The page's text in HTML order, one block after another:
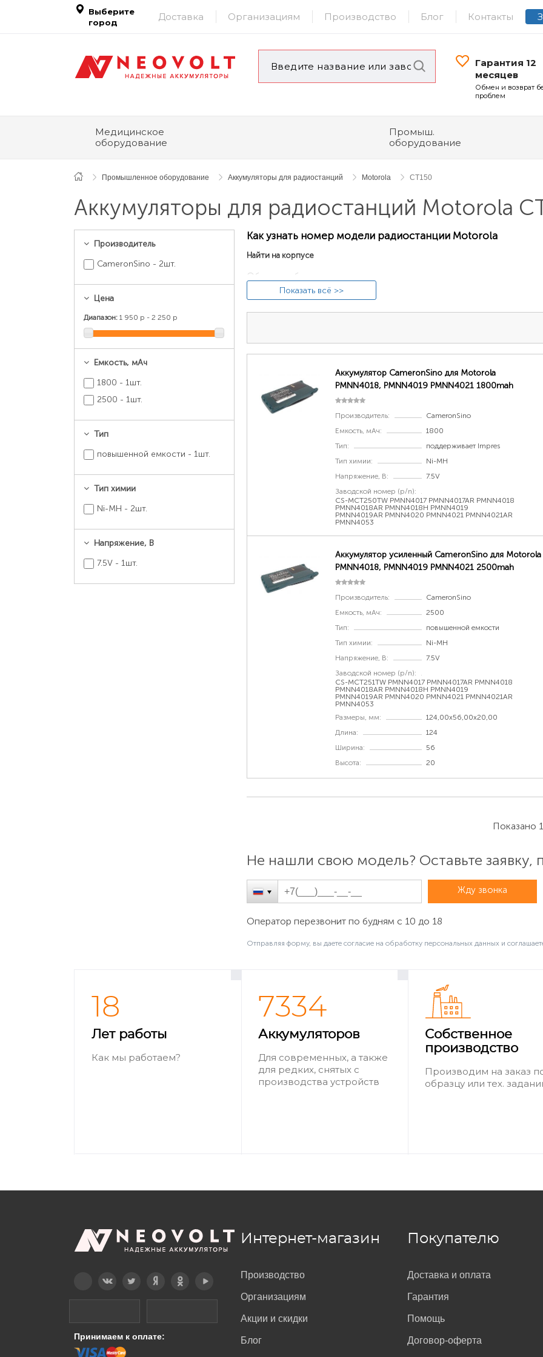
Выберите
город
Доставка Организациям Производство Блог Контакты
Гарантия 12
месяцев
Обмен и возврат
проблем
Медицинское
оборудование
Промыш.
оборудование
Промышленное оборудование Аккумуляторы для радиостанций Motorola CT150
Аккумуляторы для радиостанций Motorola
Производитель
CameronSino - 2шт.
Цена
Диапазон: 1 950 р - 2 250 р
Емкость, мАч
1800 - 1шт.
2500 - 1шт.
Тип
повышенной емкости - 1шт.
Тип химии
Ni-MH - 2шт.
Напряжение, В
7.5V - 1шт.
Как узнать номер модели радиостанции Motorola
Найти на корпусе
Обычно табличка с точным номером модели размещена под
где обозначение имеет вид сочетания цифр и буква, например:
Обозначается буквами и цифрами в табличке на внутренней
радиостанции Motorola (например, «NNTN4851A»).
Показать всё >>
Аккумулятор CameronSino для Motorola
PMNN4018, PMNN4019 PMNN4021 1800mah
Производитель:
CameronSino
Емкость, мАч:
1800
Тип:
поддерживает Impres
Тип химии:
Ni-MH
Напряжение, В:
7.5V
Заводской номер (p/n):
CS-MCT250TW PMNN4017 PMNN4017AR PMNN4018
PMNN4018AR PMNN4018H PMNN4019
PMNN4019AR PMNN4020 PMNN4021 PMNN4021AR
PMNN4053
Аккумулятор усиленный CameronSino для Motorola
PMNN4018, PMNN4019 PMNN4021 2500mah
Производитель:
CameronSino
Емкость, мАч:
2500
Тип:
повышенной емкости
Тип химии:
Ni-MH
Напряжение, В:
7.5V
Заводской номер (p/n):
CS-MCT251TW PMNN4017 PMNN4017AR PMNN4018
PMNN4018AR PMNN4018H PMNN4019
PMNN4019AR PMNN4020 PMNN4021 PMNN4021AR
PMNN4053
Размеры, мм:
124,00x56,00x20,00
Длина:
124
Ширина:
56
Высота:
20
Показано
Не нашли свою модель? Оставьте
Жду звонка
Оператор перезвонит по будням с 10 до 18
Отправляя форму, вы даете согласие на обработку персональных данных и
18
Лет работы
Как мы работаем?
7334
Аккумуляторов
Для современных, а также
для редких, снятых с
производства устройств
Собственное
производство
Производим на заказ
образцу или тех.
Принимаем к оплате:
Интернет-магазин
Производство
Организациям
Акции и скидки
Блог
Покупателю
Доставка и оплата
Гарантия
Помощь
Договор-оферта